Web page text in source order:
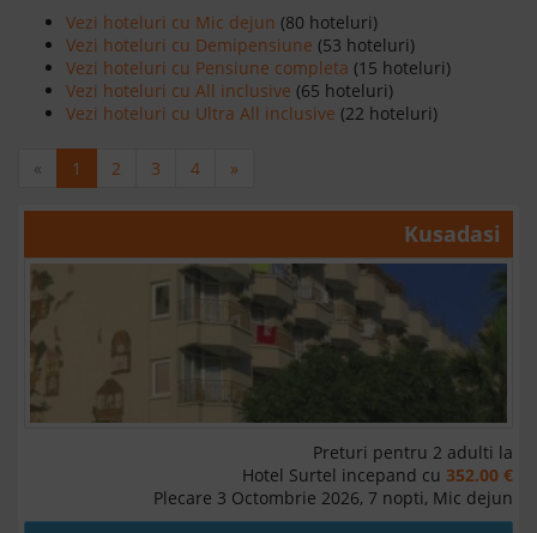
Vezi hoteluri cu Mic dejun (80 hoteluri)
Vezi hoteluri cu Demipensiune (53 hoteluri)
Vezi hoteluri cu Pensiune completa (15 hoteluri)
Vezi hoteluri cu All inclusive (65 hoteluri)
Vezi hoteluri cu Ultra All inclusive (22 hoteluri)
« 1 2 3 4 »
Kusadasi
Preturi pentru 2 adulti la
Hotel Surtel incepand cu 352.00 €
Plecare 3 Octombrie 2026, 7 nopti, Mic dejun